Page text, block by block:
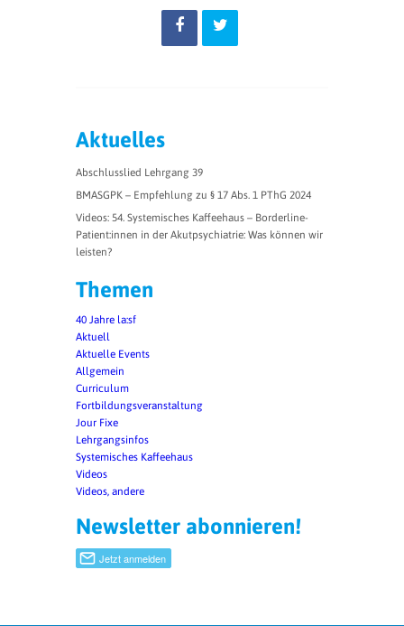
Aktuelles
Abschlusslied Lehrgang 39
BMASGPK – Empfehlung zu § 17 Abs. 1 PThG 2024
Videos: 54. Systemisches Kaffeehaus – Borderline-
Patient:innen in der Akutpsychiatrie: Was können wir
leisten?
Themen
40 Jahre la:sf
Aktuell
Aktuelle Events
Allgemein
Curriculum
Fortbildungsveranstaltung
Jour Fixe
Lehrgangsinfos
Systemisches Kaffeehaus
Videos
Videos, andere
Newsletter abonnieren!